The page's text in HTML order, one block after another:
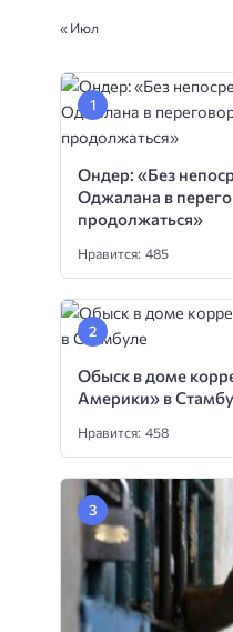
« Июл
Ондер: «Без
Оджалана в
продолжаться»
Нравится: 485
Обыск в доме
Америки» в
Нравится: 458